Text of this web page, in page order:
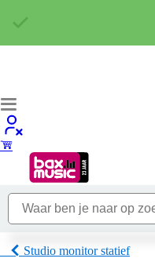
Studio monitor statief